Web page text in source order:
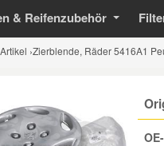
& Reifenzubehör
Artikel ›Zierblende, Räder 5416A1